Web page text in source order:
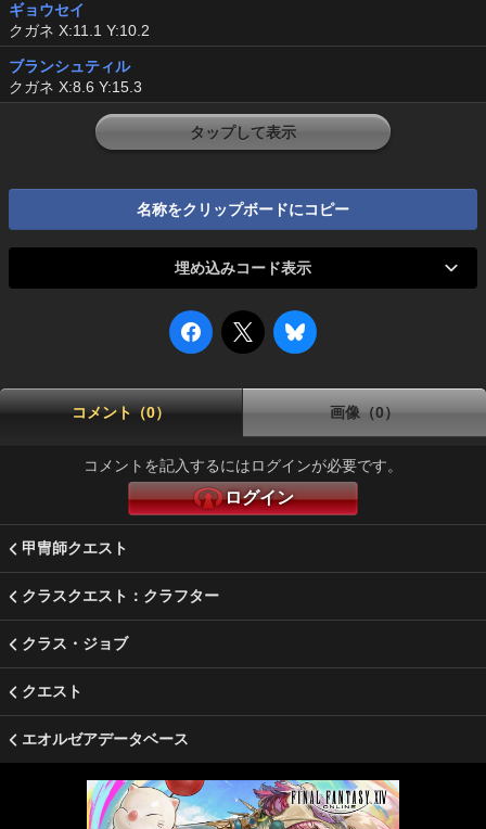
ギョウセイ
クガネ X:11.1 Y:10.2
ブランシュティル
クガネ X:8.6 Y:15.3
タップして表示
名称をクリップボードにコピー
埋め込みコード表示
コメント（0） 画像（0）
コメントを記入するにはログインが必要です。
ログイン
甲冑師クエスト
クラスクエスト：クラフター
クラス・ジョブ
クエスト
エオルゼアデータベース